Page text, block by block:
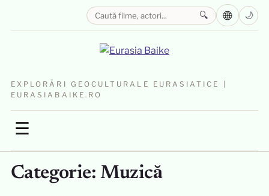
EXPLORĂRI GEOCULTURALE EURASIATICE |
EURASIABAIKE.RO
☰
🔍 🌐 🌙
Categorie: Muzică